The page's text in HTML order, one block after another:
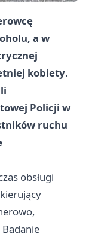
, a w
kobiety.
Policji w
ruchu
obsługi